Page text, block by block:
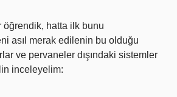
öğrendik, hatta ilk bunu
asıl merak edilenin bu olduğu
ve pervaneler dışındaki sistemler
inceleyelim: